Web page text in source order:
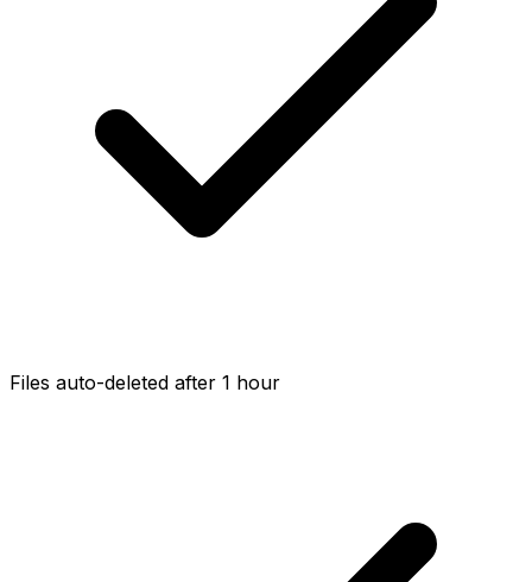
Files auto-deleted after 1 hour